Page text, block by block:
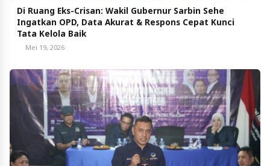
Di Ruang Eks-Crisan: Wakil Gubernur Sarbin Sehe
Ingatkan OPD, Data Akurat & Respons Cepat Kunci
Tata Kelola Baik
Mei 19, 2026